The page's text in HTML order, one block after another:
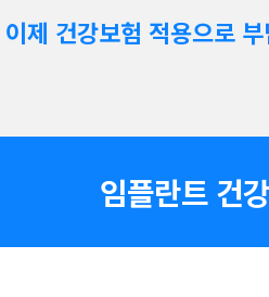
이제 건강보험 적용으로
임플란트 건